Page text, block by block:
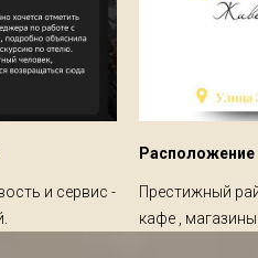
и сервис -
Расположение
Престижный
кафе ,